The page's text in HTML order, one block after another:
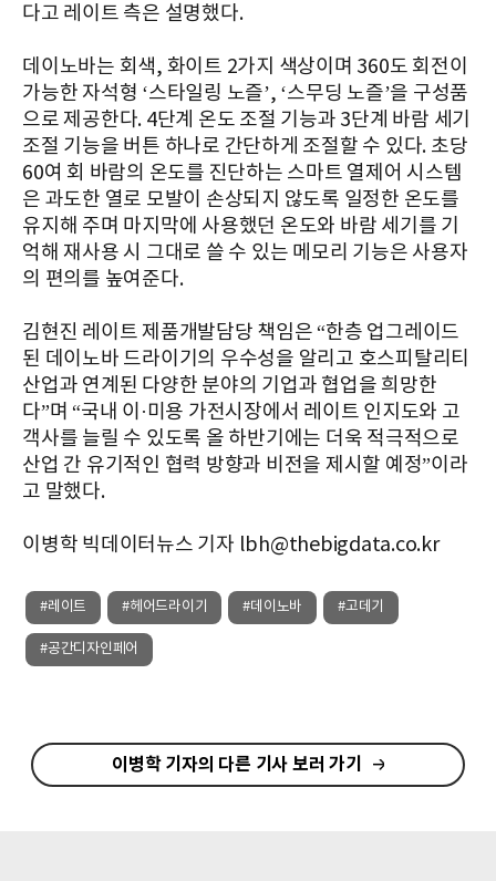
다고 레이트 측은 설명했다.
데이노바는 회색, 화이트 2가지 색상이며 360도 회전이
가능한 자석형 ‘스타일링 노즐’, ‘스무딩 노즐’을 구성품
으로 제공한다. 4단계 온도 조절 기능과 3단계 바람 세기
조절 기능을 버튼 하나로 간단하게 조절할 수 있다. 초당
60여 회 바람의 온도를 진단하는 스마트 열제어 시스템
은 과도한 열로 모발이 손상되지 않도록 일정한 온도를
유지해 주며 마지막에 사용했던 온도와 바람 세기를 기
억해 재사용 시 그대로 쓸 수 있는 메모리 기능은 사용자
의 편의를 높여준다.
김현진 레이트 제품개발담당 책임은 “한층 업그레이드
된 데이노바 드라이기의 우수성을 알리고 호스피탈리티
산업과 연계된 다양한 분야의 기업과 협업을 희망한
다”며 “국내 이·미용 가전시장에서 레이트 인지도와 고
객사를 늘릴 수 있도록 올 하반기에는 더욱 적극적으로
산업 간 유기적인 협력 방향과 비전을 제시할 예정”이라
고 말했다.
이병학 빅데이터뉴스 기자 lbh@thebigdata.co.kr
#레이트 #헤어드라이기 #데이노바 #고데기
#공간디자인페어
이병학 기자의 다른 기사 보러 가기